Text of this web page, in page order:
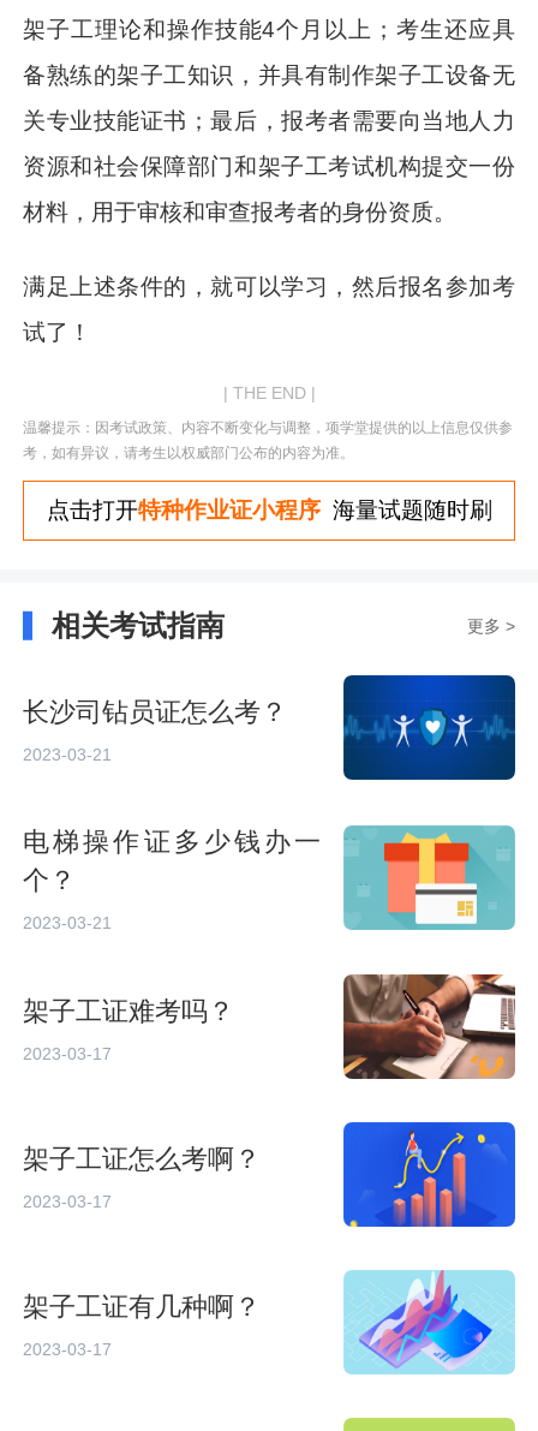
架子工理论和操作技能4个月以上；考生还应具
备熟练的架子工知识，并具有制作架子工设备无
关专业技能证书；最后，报考者需要向当地人力
资源和社会保障部门和架子工考试机构提交一份
材料，用于审核和审查报考者的身份资质。
满足上述条件的，就可以学习，然后报名参加考
试了！
| THE END |
温馨提示：因考试政策、内容不断变化与调整，项学堂提供的以上信息仅供参
考，如有异议，请考生以权威部门公布的内容为准。
点击打开特种作业证小程序海量试题随时刷
相关考试指南 更多 >
长沙司钻员证怎么考？
2023-03-21
电梯操作证多少钱办一
个？
2023-03-21
架子工证难考吗？
2023-03-17
架子工证怎么考啊？
2023-03-17
架子工证有几种啊？
2023-03-17